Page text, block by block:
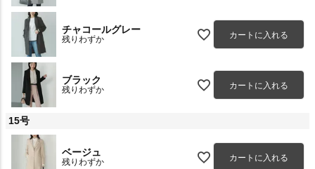
チャコールグレー
残りわずか カートに入れる
ブラック
残りわずか カートに入れる
15号
ベージュ
残りわずか カートに入れる